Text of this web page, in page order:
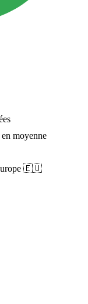
moyenne
Europe 🇪🇺